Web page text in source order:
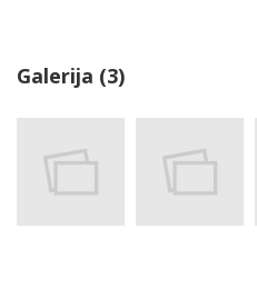
Galerija (3)